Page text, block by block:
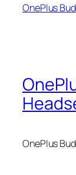
OnePlus
OnePlus